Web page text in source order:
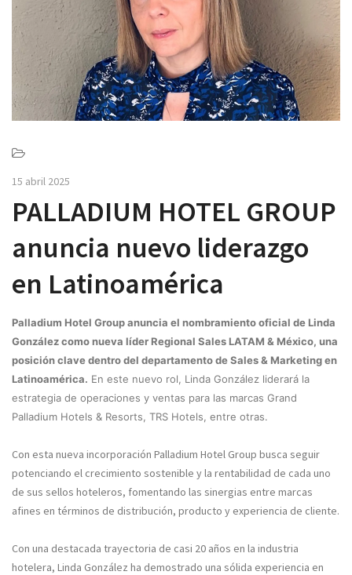
a
o
15 abril 2025
PALLADIUM HOTEL GROUP
anuncia nuevo liderazgo
en Latinoamérica
Palladium Hotel Group anuncia el nombramiento oficial de Linda
González como nueva líder Regional Sales LATAM & México, una
posición clave dentro del departamento de Sales & Marketing en
Latinoamérica. En este nuevo rol, Linda González liderará la
estrategia de operaciones y ventas para las marcas Grand
Palladium Hotels & Resorts, TRS Hotels, entre otras.
Con esta nueva incorporación Palladium Hotel Group busca seguir
potenciando el crecimiento sostenible y la rentabilidad de cada uno
de sus sellos hoteleros, fomentando las sinergias entre marcas
afines en términos de distribución, producto y experiencia de cliente.
Con una destacada trayectoria de casi 20 años en la industria
hotelera, Linda González ha demostrado una sólida experiencia en